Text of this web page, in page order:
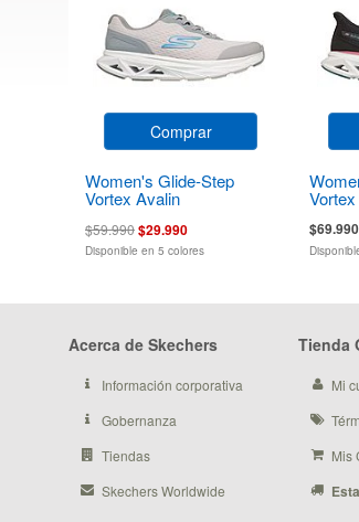
Comprar
Women's Glide-Step
Vortex Avalin
$59.990$29.990
Disponible en 5 colores
Vortex
$69.990
Acerca de Skechers
Información corporativa
Gobernanza
Tiendas
Skechers Worldwide
Tienda
Mi
Mis